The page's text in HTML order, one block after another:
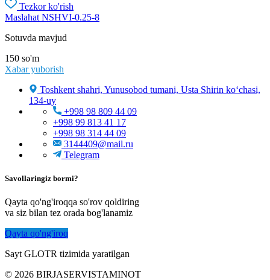
Tezkor ko'rish
Maslahat NSHVI-0.25-8
Sotuvda mavjud
150 so'm
Xabar yuborish
Toshkent shahri, Yunusobod tumani, Usta Shirin ko‘chasi,
134-uy
+998 98 809 44 09
+998 99 813 41 17
+998 98 314 44 09
3144409@mail.ru
Telegram
Savollaringiz bormi?
Qayta qo'ng'iroqqa so'rov qoldiring
va siz bilan tez orada bog'lanamiz
Qayta qo'ng'iroq
Sayt GLOTR tizimida yaratilgan
© 2026 BIRJASERVISTAMINOT